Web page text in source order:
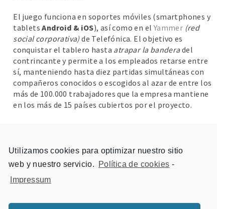
El juego funciona en soportes móviles (smartphones y
tabletsAndroid & iOS), así como en el Yammer (red
social corporativa) de Telefónica. El objetivo es
conquistar el tablero hasta atrapar la banderadel
contrincante y permite a los empleados retarse entre
sí, manteniendo hasta diez partidas simultáneas con
compañeros conocidos o escogidos al azar de entre los
más de 100.000 trabajadores que la empresa mantiene
en los más de 15 países cubiertos por el proyecto.
Cliente: Llorente & Cuenca
Fecha: 23 febrero, 2016
Videojuegos para dispositivos móviles
Utilizamos cookies para optimizar nuestro sitio
web y nuestro servicio.
Política de cookies -
Impressum